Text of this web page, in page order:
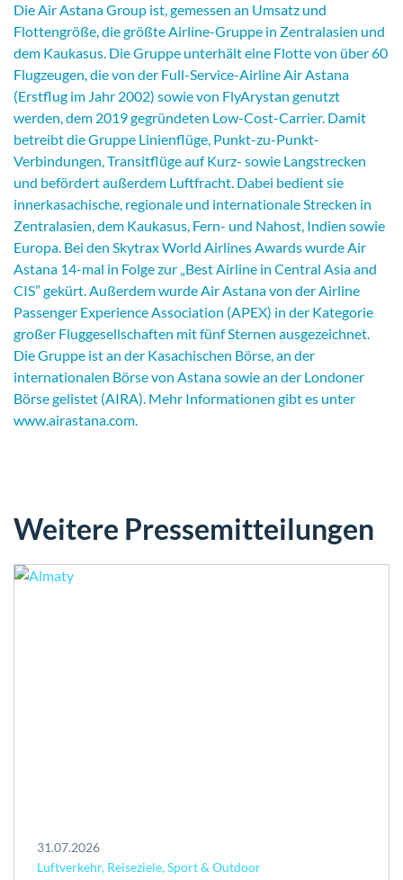
Die Air Astana Group ist, gemessen an Umsatz und
Flottengröße, die größte Airline-Gruppe in Zentralasien und
dem Kaukasus. Die Gruppe unterhält eine Flotte von über 60
Flugzeugen, die von der Full-Service-Airline Air Astana
(Erstflug im Jahr 2002) sowie von FlyArystan genutzt
werden, dem 2019 gegründeten Low-Cost-Carrier. Damit
betreibt die Gruppe Linienflüge, Punkt-zu-Punkt-
Verbindungen, Transitflüge auf Kurz- sowie Langstrecken
und befördert außerdem Luftfracht. Dabei bedient sie
innerkasachische, regionale und internationale Strecken in
Zentralasien, dem Kaukasus, Fern- und Nahost, Indien sowie
Europa. Bei den Skytrax World Airlines Awards wurde Air
Astana 14-mal in Folge zur „Best Airline in Central Asia and
CIS” gekürt. Außerdem wurde Air Astana von der Airline
Passenger Experience Association (APEX) in der Kategorie
großer Fluggesellschaften mit fünf Sternen ausgezeichnet.
Die Gruppe ist an der Kasachischen Börse, an der
internationalen Börse von Astana sowie an der Londoner
Börse gelistet (AIRA). Mehr Informationen gibt es unter
www.airastana.com.
Weitere Pressemitteilungen
31.07.2026
Luftverkehr, Reiseziele, Sport & Outdoor